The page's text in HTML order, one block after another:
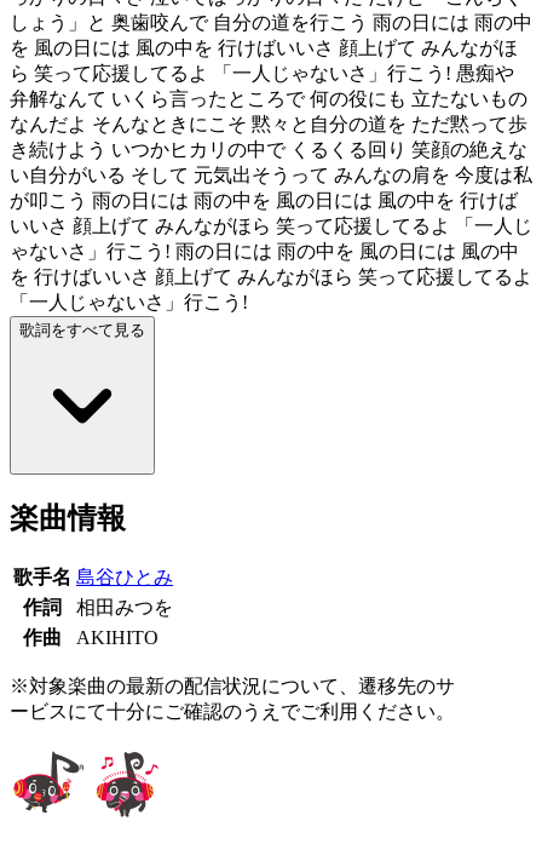
しょう」と 奥歯咬んで 自分の道を行こう 雨の日には 雨の中
を 風の日には 風の中を 行けばいいさ 顔上げて みんながほ
ら 笑って応援してるよ 「一人じゃないさ」行こう! 愚痴や
弁解なんて いくら言ったところで 何の役にも 立たないもの
なんだよ そんなときにこそ 黙々と自分の道を ただ黙って歩
き続けよう いつかヒカリの中で くるくる回り 笑顔の絶えな
い自分がいる そして 元気出そうって みんなの肩を 今度は私
が叩こう 雨の日には 雨の中を 風の日には 風の中を 行けば
いいさ 顔上げて みんながほら 笑って応援してるよ 「一人じ
ゃないさ」行こう! 雨の日には 雨の中を 風の日には 風の中
を 行けばいいさ 顔上げて みんながほら 笑って応援してるよ
「一人じゃないさ」行こう!
歌詞をすべて見る
楽曲情報
歌手名 島谷ひとみ
作詞
相田みつを
作曲
AKIHITO
※対象楽曲の最新の配信状況について、遷移先のサ
ービスにて十分にご確認のうえでご利用ください。